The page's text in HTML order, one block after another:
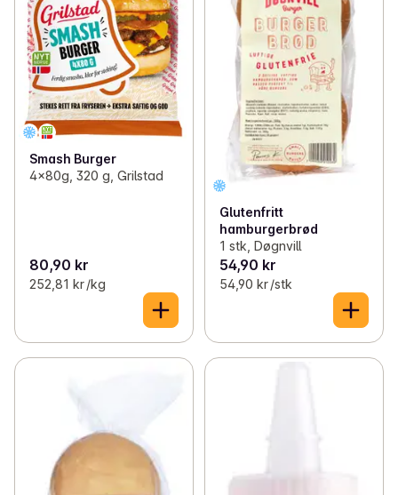
Smash Burger
4x80g, 320 g, Grilstad
80,90 kr
252,81 kr /kg
Glutenfritt
hamburgerbrød
1 stk, Døgnvill
54,90 kr
54,90 kr /stk